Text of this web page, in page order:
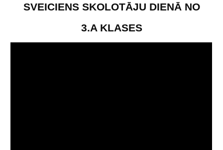
SVEICIENS SKOLOTĀJU DIENĀ NO
3.A KLASES